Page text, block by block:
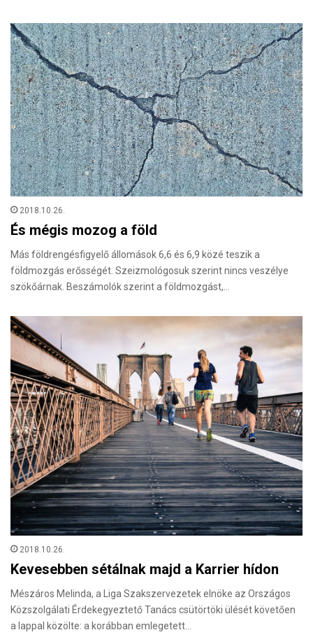
2018.10.26.
És mégis mozog a föld
Más földrengésfigyelő állomások 6,6 és 6,9 közé teszik a
földmozgás erősségét. Szeizmológosuk szerint nincs veszélye
szökőárnak. Beszámolók szerint a földmozgást,…
2018.10.26.
Kevesebben sétálnak majd a Karrier hídon
Mészáros Melinda, a Liga Szakszervezetek elnöke az Országos
Közszolgálati Érdekegyeztető Tanács csütörtöki ülését követően
a lappal közölte: a korábban emlegetett…